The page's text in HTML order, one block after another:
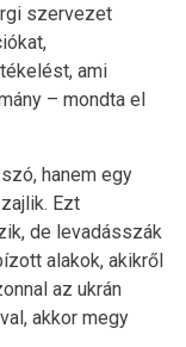
szervezet
ami
– mondta el
hanem egy
Ezt
de levadásszák
alakok, akikről
az ukrán
akkor megy